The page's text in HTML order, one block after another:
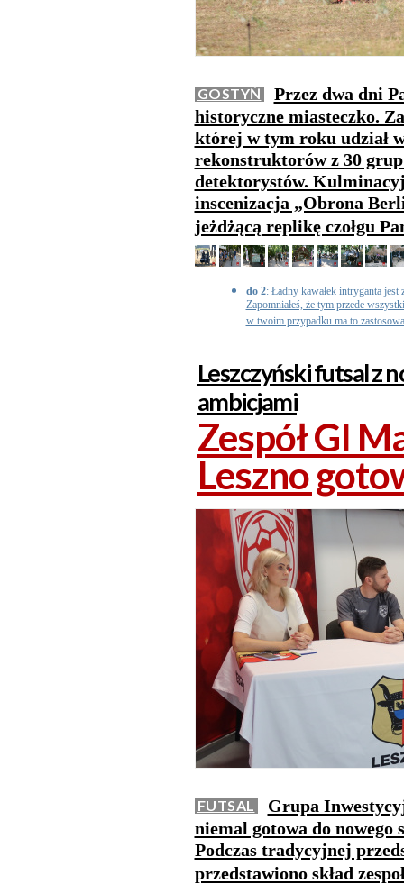
GOSTYŃ
Przez dwa dni
historyczne miasteczko.
której w tym roku udział
rekonstruktorów z 30
detektorystów.
inscenizacja „Obrona
jeżdżącą replikę czołgu
do 2: Ładny kawałek intryganta jest
Zapomniałeś, że tym przede
w twoim przypadku ma to
Leszczyński futsal z
ambicjami
Zespół GI
Leszno
FUTSAL
Grupa
niemal gotowa do nowego
Podczas tradycyjnej
przedstawiono skład